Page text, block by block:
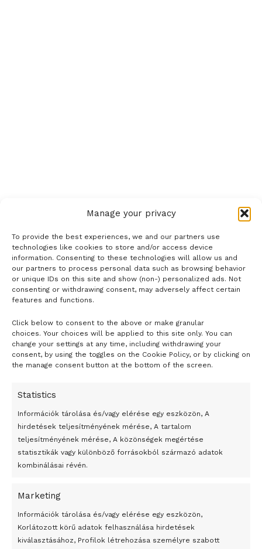
Manage your privacy
To provide the best experiences, we and our partners use
technologies like cookies to store and/or access device
information. Consenting to these technologies will allow us and
our partners to process personal data such as browsing behavior
or unique IDs on this site and show (non-) personalized ads. Not
consenting or withdrawing consent, may adversely affect certain
features and functions.
Click below to consent to the above or make granular
choices. Your choices will be applied to this site only. You can
change your settings at any time, including withdrawing your
consent, by using the toggles on the Cookie Policy, or by clicking on
the manage consent button at the bottom of the screen.
Statistics
Információk tárolása és/vagy elérése egy eszközön, A
hirdetések teljesítményének mérése, A tartalom
teljesítményének mérése, A közönségek megértése
statisztikák vagy különböző forrásokból származó adatok
kombinálásai révén.
Marketing
Információk tárolása és/vagy elérése egy eszközön,
Korlátozott körű adatok felhasználása hirdetések
kiválasztásához, Profilok létrehozása személyre szabott
- H I R D E T É S -
Átmenetileg szünetelnek az összecsapások Bahmutnál